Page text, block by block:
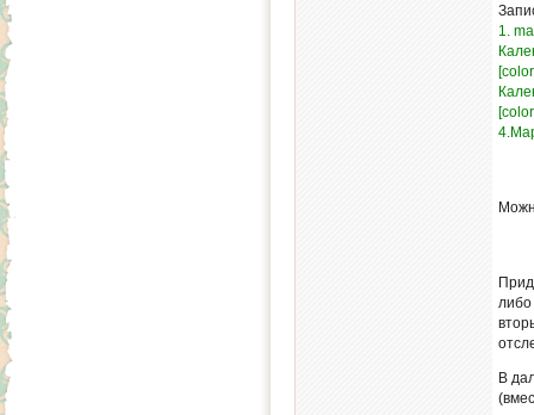
1.
либо
В